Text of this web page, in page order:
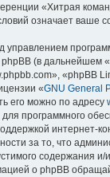
«Хитрая
означает ваше
(в дальнейшем
«phpBB
«GNU General
его можно по адресу
программного
интернет-
за то, что
содержания и/
о phpBB